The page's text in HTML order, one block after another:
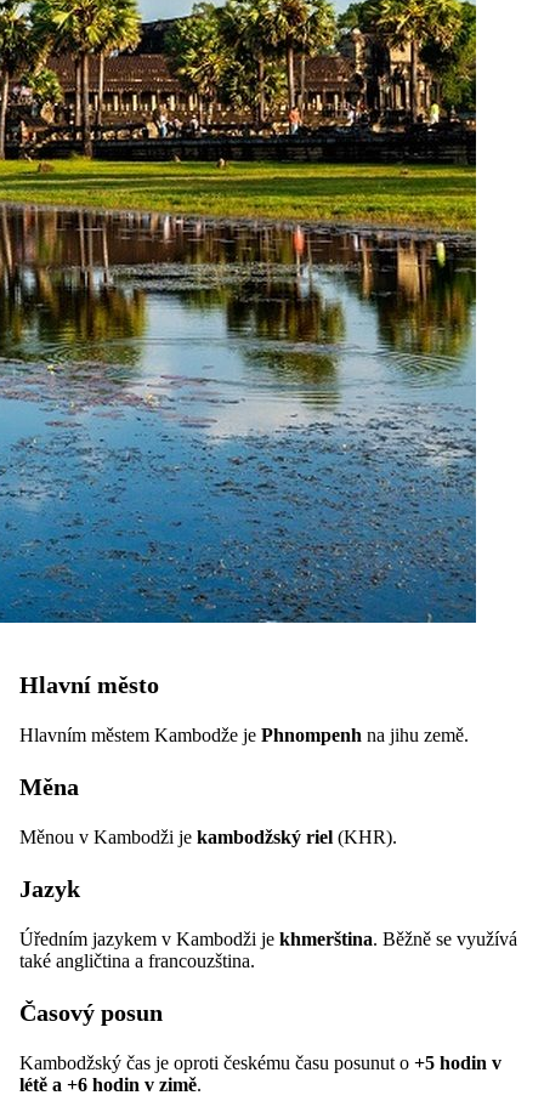
Hlavní město
Hlavním městem Kambodže je Phnompenh na jihu země.
Měna
Měnou v Kambodži je kambodžský riel (KHR).
Jazyk
Úředním jazykem v Kambodži je khmerština. Běžně se využívá
také angličtina a francouzština.
Časový posun
Kambodžský čas je oproti českému času posunut o +5 hodin v
létě a +6 hodin v zimě.